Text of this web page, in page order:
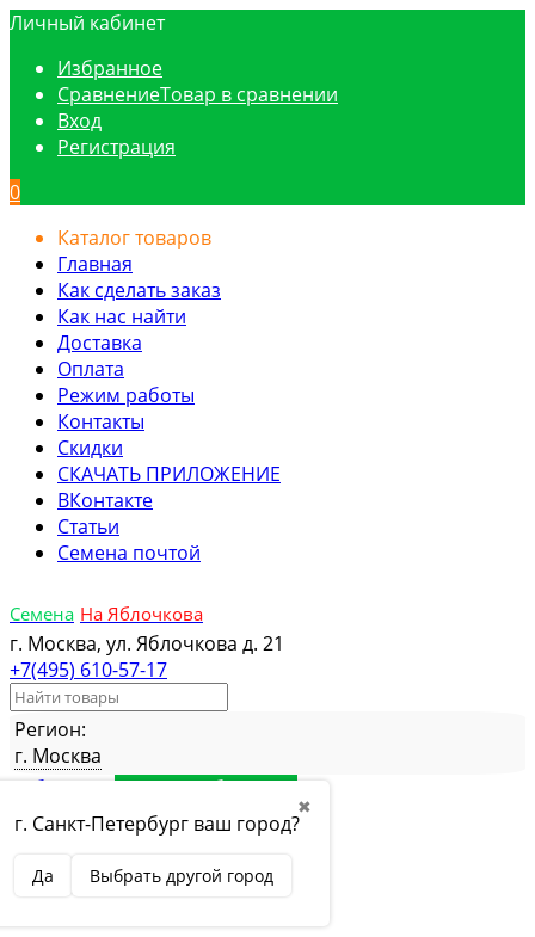
Личный кабинет
Избранное
СравнениеТовар в сравнении
Вход
Регистрация
0
Каталог товаров
Главная
Как сделать заказ
Как нас найти
Доставка
Оплата
Режим работы
Контакты
Скидки
СКАЧАТЬ ПРИЛОЖЕНИЕ
ВКонтакте
Статьи
Семена почтой
Семена На Яблочкова
г. Москва, ул. Яблочкова д. 21
+7(495) 610-57-17
Регион:
г. Москва
✖
г. Санкт-Петербург ваш город?
Да Выбрать другой город
Избранное Товар в избранном
СравнениеТовар в сравнении
Вход
Вход